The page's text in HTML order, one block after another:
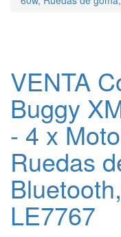
VENTA
Buggy
- 4 x
Ruedas
LE7767